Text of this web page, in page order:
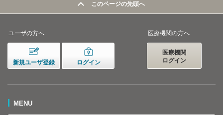
このページの先頭へ
ユーザの方へ
新規ユーザ登録 ログイン
医療機関の方へ
医療機関
ログイン
MENU